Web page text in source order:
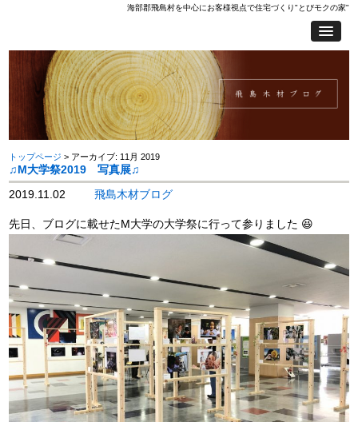
海部郡飛島村を中心にお客様視点で住宅づくり"とびモクの家"
トップページ > アーカイブ: 11月 2019
♫M大学祭2019 写真展♫
2019.11.02
飛島木材ブログ
先日、ブログに載せたM大学の大学祭に行って参りました 😆